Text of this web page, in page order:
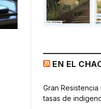
EN EL
Gran
tasas de